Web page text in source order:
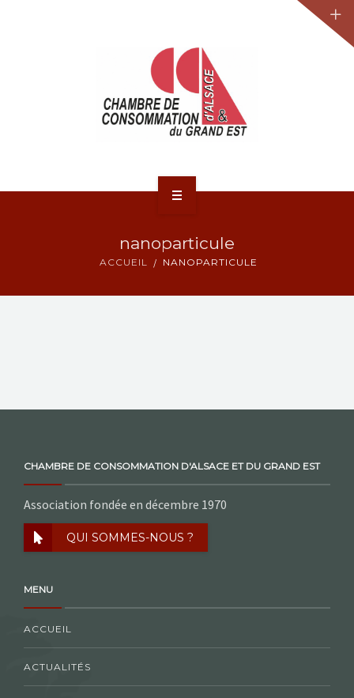
nanoparticule
ACCUEIL NANOPARTICULE
CHAMBRE DE CONSOMMATION D'ALSACE ET DU GRAND EST
Association fondée en décembre 1970
QUI SOMMES-NOUS ?
MENU
ACCUEIL
ACTUALITÉS